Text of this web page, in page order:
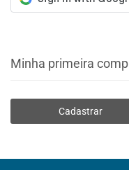
Minha primeira
Cadastrar